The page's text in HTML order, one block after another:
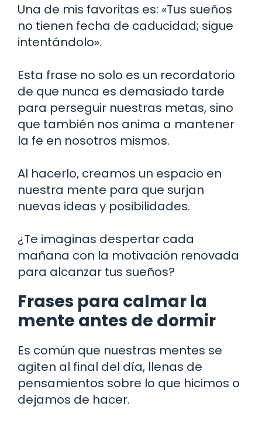
Una de mis favoritas es: «Tus sueños
no tienen fecha de caducidad; sigue
intentándolo».
Esta frase no solo es un recordatorio
de que nunca es demasiado tarde
para perseguir nuestras metas, sino
que también nos anima a mantener
la fe en nosotros mismos.
Al hacerlo, creamos un espacio en
nuestra mente para que surjan
nuevas ideas y posibilidades.
¿Te imaginas despertar cada
mañana con la motivación renovada
para alcanzar tus sueños?
Frases para calmar la
mente antes de dormir
Es común que nuestras mentes se
agiten al final del día, llenas de
pensamientos sobre lo que hicimos o
dejamos de hacer.